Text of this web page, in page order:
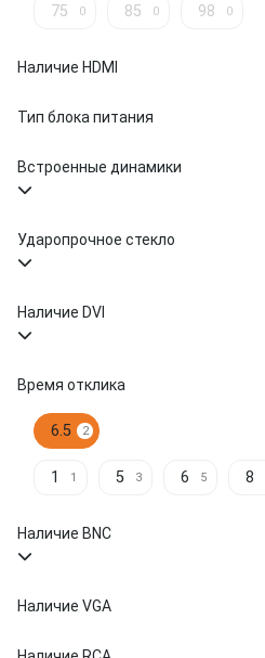
75 0 85 0 98 0
Наличие HDMI
Тип блока питания
Встроенные динамики
Ударопрочное стекло
Наличие DVI
Время отклика
6.5 2
1 1 5 3 6 5 8
Наличие BNC
Наличие VGA